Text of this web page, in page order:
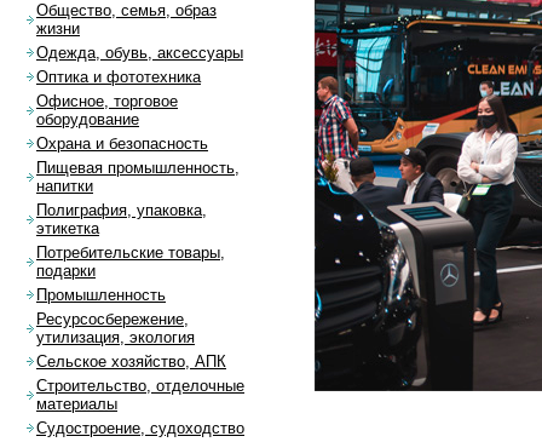
Общество, семья, образ
жизни
Одежда, обувь, аксессуары
Оптика и фототехника
Офисное, торговое
оборудование
Охрана и безопасность
Пищевая промышленность,
напитки
Полиграфия, упаковка,
этикетка
Потребительские товары,
подарки
Промышленность
Ресурсосбережение,
утилизация, экология
Сельское хозяйство, АПК
Строительство, отделочные
материалы
Судостроение, судоходство